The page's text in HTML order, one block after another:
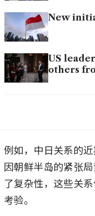
New
US
others
例如，中日关系的
因朝鲜半岛的紧张
了复杂性，这些关
考验。